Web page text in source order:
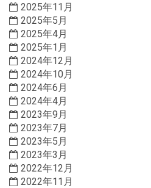
2025年11月
2025年5月
2025年4月
2025年1月
2024年12月
2024年10月
2024年6月
2024年4月
2023年9月
2023年7月
2023年5月
2023年3月
2022年12月
2022年11月